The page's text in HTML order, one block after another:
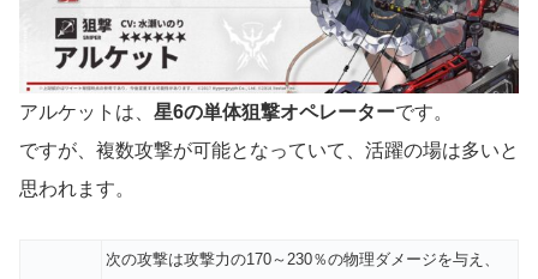
アルケットは、 星6の単体狙撃オペレーターです。
ですが、複数攻撃が可能となっていて、活躍の場は多いと
思われます。
次の攻撃は攻撃力の170～230％の物理ダメージを与え、